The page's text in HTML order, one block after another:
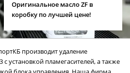
Оригинальное масло ZF в
коробку по лучшей цене!
производит удаление
с установкой пламегасителей, а также